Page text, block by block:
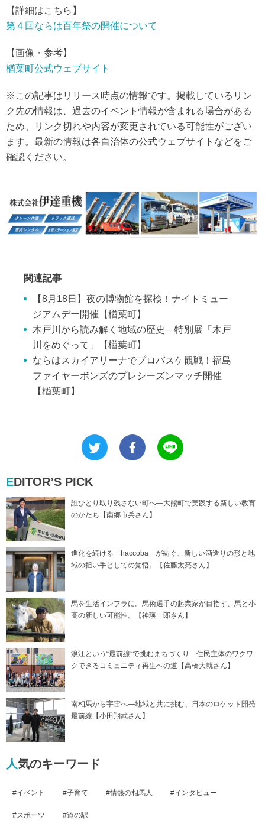
【詳細はこちら】
第４回ならは百年祭の開催について
【画像・参考】
楢葉町公式ウェブサイト
※この記事はリリース時点の情報です。掲載しているリン
ク先の情報は、過去のイベント情報が含まれる場合がある
ため、リンク切れや内容が変更されている可能性がござい
ます。最新の情報は各自治体の公式ウェブサイトなどをご
確認ください。
関連記事
【8月18日】夜の博物館を探検！ナイトミュー
ジアムデー開催【楢葉町】
木戸川から読み解く地域の歴史―特別展「木戸
川をめぐって」【楢葉町】
ならはスカイアリーナでプロバスケ観戦！福島
ファイヤーボンズのプレシーズンマッチ開催
【楢葉町】
EDITOR’S PICK
誰ひとり取り残さない町へ―大熊町で実践する新しい教育
のかたち【南郷市兵さん】
進化を続ける「haccoba」が紡ぐ、新しい酒造りの形と地
域の担い手としての覚悟。【佐藤太亮さん】
馬を生活インフラに。馬術選手の起業家が目指す、馬と小
高の新しい可能性。【神瑛一郎さん】
浪江という“最前線”で挑むまちづくり―住民主体のワクワ
クできるコミュニティ再生への道【高橋大就さん】
南相馬から宇宙へ―地域と共に挑む、日本のロケット開発
最前線【小田翔武さん】
人気のキーワード
イベント 子育て 情熱の相馬人 インタビュー
スポーツ 道の駅